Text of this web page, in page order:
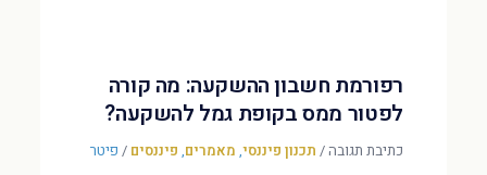
רפורמת חשבון ההשקעה: מה קורה
לפטור ממס בקופת גמל להשקעה?
כתיבת תגובה/ תכנון פיננסי, מאמרים, פיננסים / פיטר